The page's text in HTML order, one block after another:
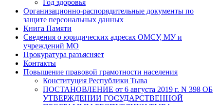
Год здоровья
Организационно-распорядительные документы по
защите персональных данных
Книга Памяти
Сведения о юридических адресах ОМСУ, МУ и
учреждений МО
Прокуратура разъясняет
Контакты
Повышение правовой грамотности населения
Конституция Республики Тыва
ПОСТАНОВЛЕНИЕ от 6 августа 2019 г. N 398 ОБ
УТВЕРЖДЕНИИ ГОСУДАРСТВЕННОЙ